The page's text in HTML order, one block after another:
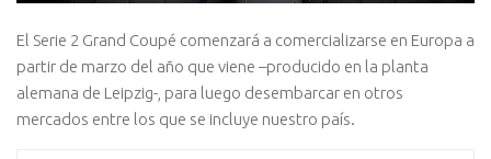
El Serie 2 Grand Coupé comenzará a comercializarse en Europa a
partir de marzo del año que viene –producido en la planta
alemana de Leipzig-, para luego desembarcar en otros
mercados entre los que se incluye nuestro país.